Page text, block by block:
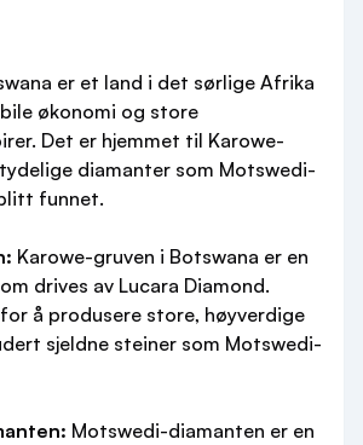
er et land i det sørlige Afrika
økonomi og store
Det er hjemmet til Karowe-
diamanter som Motswedi-
funnet.
Karowe-gruven i Botswana er en
drives av Lucara Diamond.
å produsere store, høyverdige
sjeldne steiner som Motswedi-
Motswedi-diamanten er en